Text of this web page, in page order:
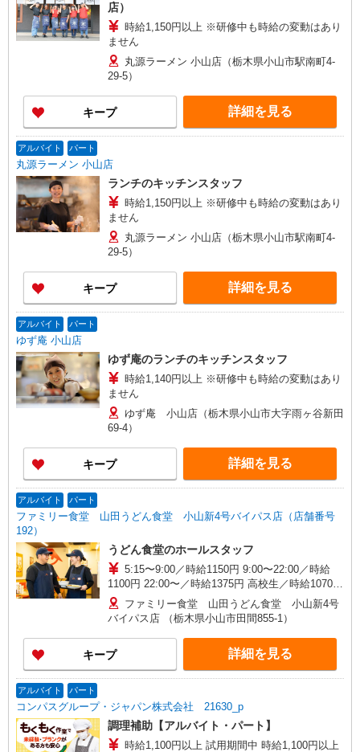
店）
時給1,150円以上 ※研修中も時給の変動はあり
ません
丸源ラーメン 小山店（栃木県小山市駅南町4-
29-5）
キープ 詳細を見る
アルバイト パート
丸源ラーメン 小山店
ランチのキッチンスタッフ
時給1,150円以上 ※研修中も時給の変動はあり
ません
丸源ラーメン 小山店（栃木県小山市駅南町4-
29-5）
キープ 詳細を見る
アルバイト パート
ゆず庵 小山店
ゆず庵のランチのキッチンスタッフ
時給1,140円以上 ※研修中も時給の変動はあり
ません
ゆず庵 小山店（栃木県小山市大字雨ヶ谷新田
69-4）
キープ 詳細を見る
アルバイト パート
ファミリー食堂 山田うどん食堂 小山新4号バイパス店（店舗番号
192）
うどん食堂のホールスタッフ
5:15〜9:00／時給1150円 9:00〜22:00／時給
1100円 22:00〜／時給1375円 高校生／時給1070円
日・祝日は時給50円アップ！（9時〜22時）
ファミリー食堂 山田うどん食堂 小山新4号
バイパス店 （栃木県小山市田間855-1）
キープ 詳細を見る
アルバイト パート
コンパスグループ・ジャパン株式会社 21630_p
調理補助【アルバイト・パート】
時給1,100円以上 試用期間中 時給1,100円以上